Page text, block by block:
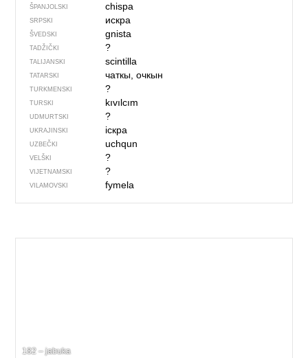
ŠPANJOLSKI chispa
SRPSKI искра
ŠVEDSKI gnista
TADŽIČKI ?
TALIJANSKI scintilla
TATARSKI чаткы, очкын
TURKMENSKI ?
TURSKI kıvılcım
UDMURTSKI ?
UKRAJINSKI іскра
UZBEČKI uchqun
VELŠKI ?
VIJETNAMSKI ?
VILAMOVSKI fymela
182 – jabuka